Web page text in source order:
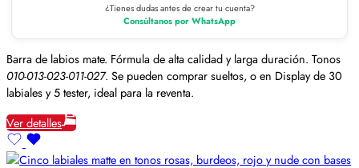
¿Tienes dudas antes de crear tu cuenta?
Consúltanos por WhatsApp
Barra de labios mate. Fórmula de alta calidad y larga duración. Tonos
010-013-023-011-027. Se pueden comprar sueltos, o en Display de 30
labiales y 5 tester, ideal para la reventa.
Ver detalles